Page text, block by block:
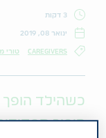
3 דקות
ינואר 08, 2019
CAREGIVERS טורי
כשהילד
היפוך